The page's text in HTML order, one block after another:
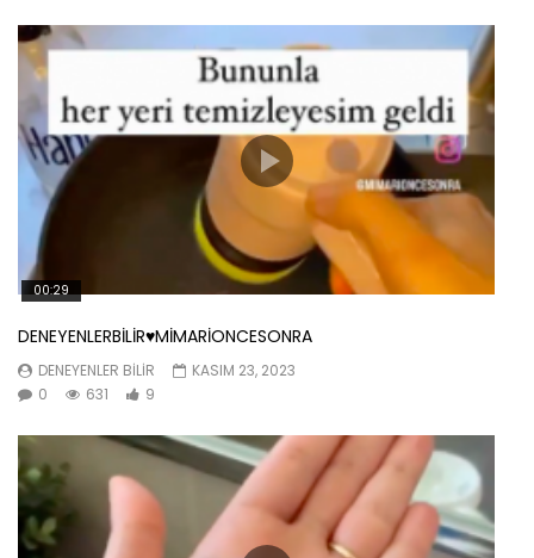
00:29
DENEYENLERBİLİR♥️MİMARİONCESONRA
DENEYENLER BILIR
KASIM 23, 2023
0
631 9